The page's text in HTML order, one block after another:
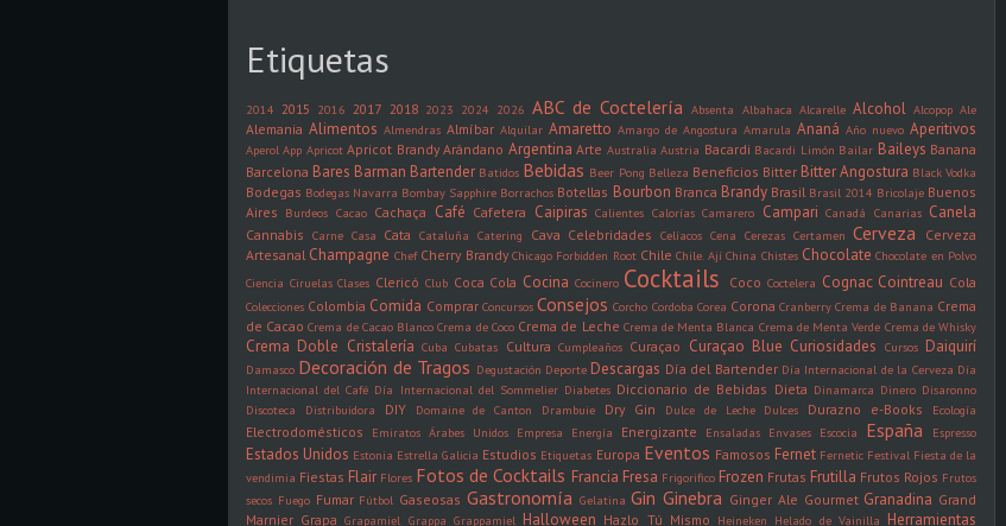
Etiquetas
2014 2015 2016 2017 2018 2023 2024 2026 ABC de Coctelería Absenta Albahaca Alcarelle Alcohol Alcopop Ale
Alemania Alimentos Almendras Almíbar Alquilar Amaretto Amargo de Angostura Amarula Ananá Año nuevo Aperitivos
Aperol App Apricot Apricot Brandy Arándano Argentina Arte Australia Austria Bacardi Bacardi Limón Bailar Baileys Banana
Barcelona Bares Barman Bartender Batidos Bebidas Beer Pong Belleza Beneficios Bitter Bitter Angostura Black Vodka
Bodegas Bodegas Navarra Bombay Sapphire Borrachos Botellas Bourbon Branca Brandy Brasil Brasil 2014 Bricolaje Buenos
Aires Burdeos Cacao Cachaça Café Cafetera Caipiras Calientes Calorías Camarero Campari Canadá Canarias Canela
Cannabis Carne Casa Cata Cataluña Catering Cava Celebridades Celíacos Cena Cerezas Certamen Cerveza Cerveza
Artesanal Champagne Chef Cherry Brandy Chicago Forbidden Root Chile Chile. Ají China Chistes Chocolate Chocolate en Polvo
Ciencia Ciruelas Clases Clericó Club Coca Cola Cocina Cocinero Cocktails Coco Coctelera Cognac Cointreau Cola
Colecciones Colombia Comida Comprar Concursos Consejos Corcho Cordoba Corea Corona Cranberry Crema de Banana Crema
de Cacao Crema de Cacao Blanco Crema de Coco Crema de Leche Crema de Menta Blanca Crema de Menta Verde Crema de Whisky
Crema Doble Cristalería Cuba Cubatas Cultura Cumpleaños Curaçao Curaçao Blue Curiosidades Cursos Daiquirí
Damasco Decoración de Tragos Degustación Deporte Descargas Día del Bartender Día Internacional de la Cerveza Día
Internacional del Café Día Internacional del Sommelier Diabetes Diccionario de Bebidas Dieta Dinamarca Dinero Disaronno
Discoteca
Distribuidora DIY Domaine de Canton Drambuie Dry Gin Dulce de Leche Dulces Durazno e-Books Ecología
Electrodomésticos Emiratos Árabes Unidos Empresa Energía Energizante Ensaladas Envases Escocia España Espresso
Estados Unidos Estonia Estrella Galicia Estudios Etiquetas Europa Eventos Famosos Fernet Fernetic Festival Fiesta de la
vendimia Fiestas Flair Flores Fotos de Cocktails Francia Fresa Frigorifico Frozen Frutas Frutilla Frutos Rojos Frutos
secos Fuego Fumar Fútbol Gaseosas Gastronomía Gelatina Gin Ginebra Ginger Ale Gourmet Granadina Grand
Marnier Grapa Grapamiel Grappa Grappamiel Halloween Hazlo Tú Mismo Heineken Helado de Vainilla Herramientas